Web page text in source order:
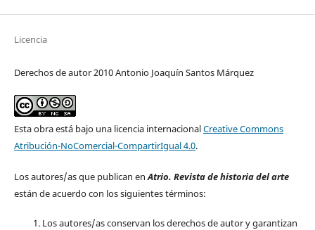
Licencia
Derechos de autor 2010 Antonio Joaquín Santos Márquez
Esta obra está bajo una licencia internacionalCreative Commons
Atribución-NoComercial-CompartirIgual 4.0.
Los autores/as que publican enAtrio. Revista de historia del arte
están de acuerdo con los siguientes términos:
Los autores/as conservan los derechos de autor y garantizan